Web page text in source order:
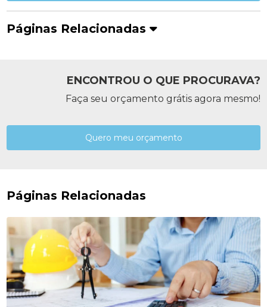
Páginas Relacionadas
ENCONTROU O QUE PROCURAVA?
Faça seu orçamento grátis agora mesmo!
Quero meu orçamento
Páginas Relacionadas